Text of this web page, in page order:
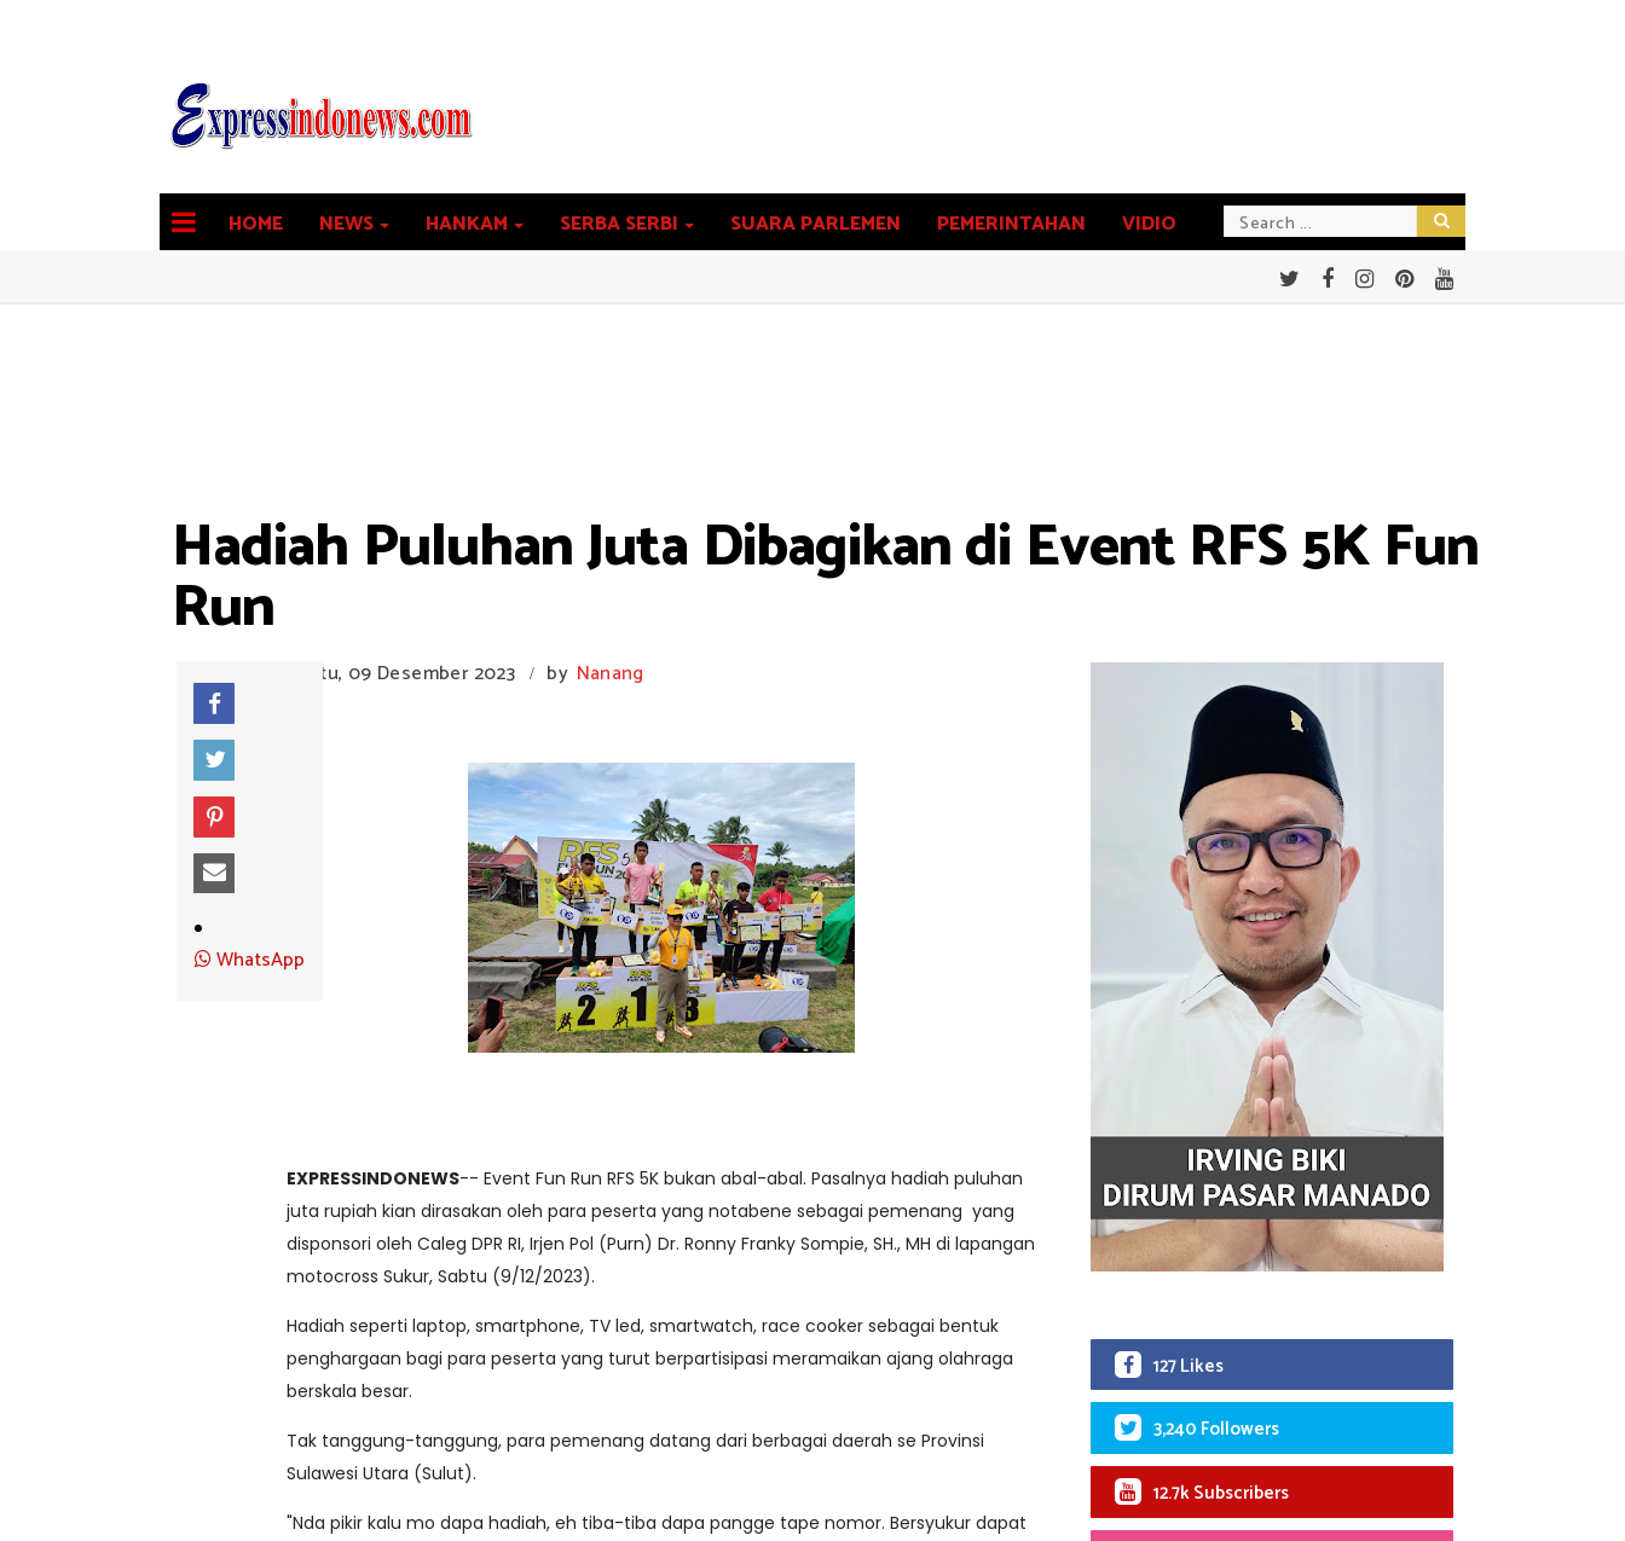
HOME NEWS HANKAM SERBA SERBI SUARA PARLEMEN PEMERINTAHAN VIDIO
Hadiah Puluhan Juta Dibagikan di Event RFS 5K Fun
Run
Sabtu, 09 Desember 2023 / by Nanang
WhatsApp
EXPRESSINDONEWS-- Event Fun Run RFS 5K bukan abal-abal. Pasalnya hadiah puluhan
juta rupiah kian dirasakan oleh para peserta yang notabene sebagai pemenang yang
disponsori oleh Caleg DPR RI, Irjen Pol (Purn) Dr. Ronny Franky Sompie, SH., MH di lapangan
motocross Sukur, Sabtu (9/12/2023).
Hadiah seperti laptop, smartphone, TV led, smartwatch, race cooker sebagai bentuk
penghargaan bagi para peserta yang turut berpartisipasi meramaikan ajang olahraga
berskala besar.
Tak tanggung-tanggung, para pemenang datang dari berbagai daerah se Provinsi
Sulawesi Utara (Sulut).
"Nda pikir kalu mo dapa hadiah, eh tiba-tiba dapa pangge tape nomor. Bersyukur dapat
127 Likes
3,240 Followers
12.7k Subscribers